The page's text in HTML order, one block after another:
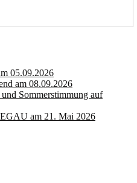
05.09.2026
am 08.09.2026
Sommerstimmung auf
am 21. Mai 2026